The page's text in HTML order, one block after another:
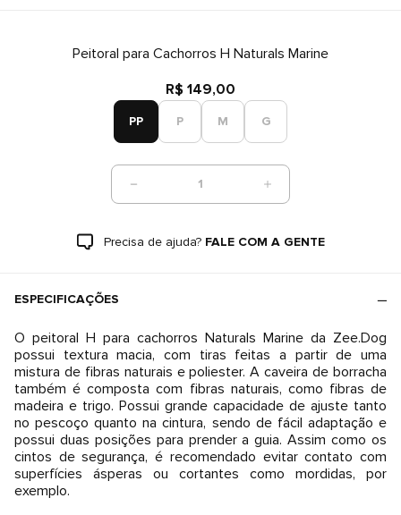
Peitoral para Cachorros H Naturals Marine
R$ 149,00
PP P M G
1
Precisa de ajuda? FALE COM A GENTE
ESPECIFICAÇÕES
O peitoral H para cachorros Naturals Marine da Zee.Dog
possui textura macia, com tiras feitas a partir de uma
mistura de fibras naturais e poliester. A caveira de borracha
também é composta com fibras naturais, como fibras de
madeira e trigo. Possui grande capacidade de ajuste tanto
no pescoço quanto na cintura, sendo de fácil adaptação e
possui duas posições para prender a guia. Assim como os
cintos de segurança, é recomendado evitar contato com
superfícies ásperas ou cortantes como mordidas, por
exemplo.